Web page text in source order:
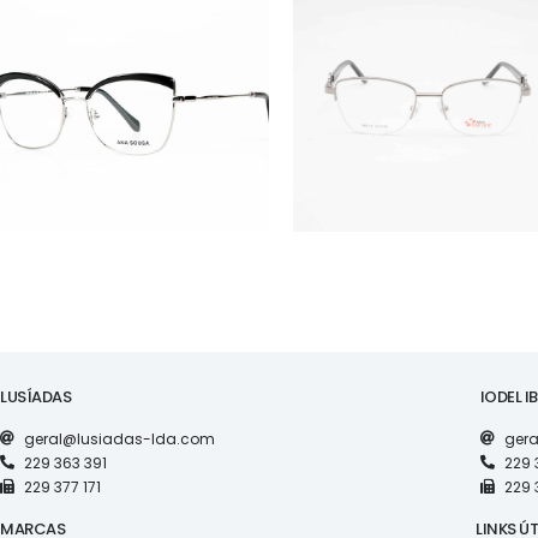
LUSÍADAS
geral@lusiadas-lda.com
229 363 391
229 377 171
IODEL
229
229
MARCAS LINKS